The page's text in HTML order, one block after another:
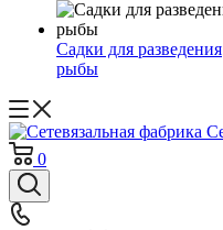
Садки для разведения
рыбы
0